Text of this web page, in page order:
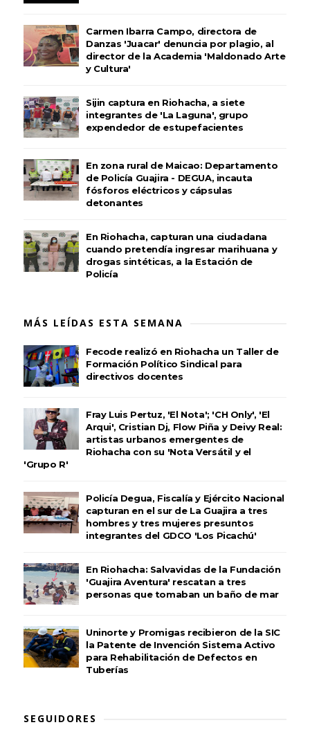
Carmen Ibarra Campo, directora de
Danzas 'Juacar' denuncia por plagio, al
director de la Academia 'Maldonado Arte
y Cultura'
Sijin captura en Riohacha, a siete
integrantes de 'La Laguna', grupo
expendedor de estupefacientes
En zona rural de Maicao: Departamento
de Policía Guajira - DEGUA, incauta
fósforos eléctricos y cápsulas
detonantes
En Riohacha, capturan una ciudadana
cuando pretendía ingresar marihuana y
drogas sintéticas, a la Estación de
Policía
MÁS LEÍDAS ESTA SEMANA
Fecode realizó en Riohacha un Taller de
Formación Político Sindical para
directivos docentes
Fray Luis Pertuz, 'El Nota'; 'CH Only', 'El
Arqui', Cristian Dj, Flow Piña y Deivy Real:
artistas urbanos emergentes de
Riohacha con su 'Nota Versátil y el
'Grupo R'
Policía Degua, Fiscalía y Ejército Nacional
capturan en el sur de La Guajira a tres
hombres y tres mujeres presuntos
integrantes del GDCO 'Los Picachú'
En Riohacha: Salvavidas de la Fundación
'Guajira Aventura' rescatan a tres
personas que tomaban un baño de mar
Uninorte y Promigas recibieron de la SIC
la Patente de Invención Sistema Activo
para Rehabilitación de Defectos en
Tuberías
SEGUIDORES